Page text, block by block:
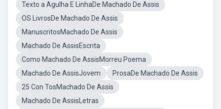
Texto a Agulha E LinhaDe Machado De Assis
OS LivrosDe Machado De Assis
ManuscritosMachado De Assis
Machado De AssisEscrita
Como Machado De AssisMorreu Poema
Machado De AssisJovem
ProsaDe Machado De Assis
25 Con TosMachado De Assis
Machado De AssisLetras